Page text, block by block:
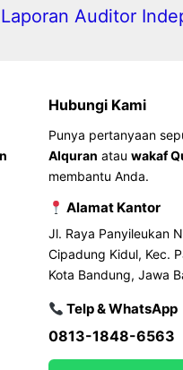
Auditor
Hubungi Kami
Punya pertanyaan
Alquran atau wakaf
membantu Anda.
Alamat Kantor
Jl. Raya Panyileukan
Cipadung Kidul, Kec.
Kota Bandung, Jawa
Telp & WhatsApp
0813-1848-6563